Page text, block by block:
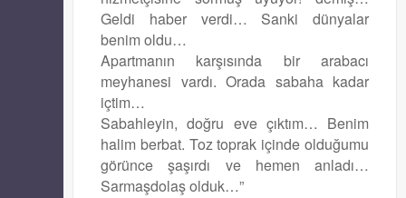
Geldi haber verdi… Sanki dünyalar
benim oldu…
Apartmanın karşısında bir arabacı
meyhanesi vardı. Orada sabaha kadar
içtim…
Sabahleyin, doğru eve çıktım… Benim
halim berbat. Toz toprak içinde olduğumu
görünce şaşırdı ve hemen anladı…
Sarmaşdolaş olduk…”